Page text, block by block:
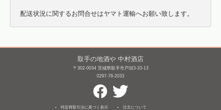
配送状況に関するお問合せはヤマト運輸へお願い致します。
取手の地酒や 中村酒店
〒302-0034 茨城県取手市戸頭3-33-13
0297-78-2033
特定商取引法に基づく表示 注文について